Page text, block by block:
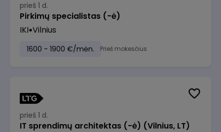
prieš 1 d.
Pirkimų specialistas (-ė)
IKI Vilnius
1600 - 1900 €/mėn. Prieš mokesčius
prieš 1 d.
IT sprendimų architektas (-ė) (Vilnius, LT)